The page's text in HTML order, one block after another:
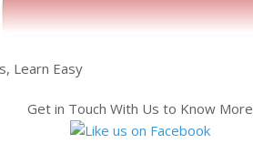
Learn Easy
Get in Touch With Us to Know More